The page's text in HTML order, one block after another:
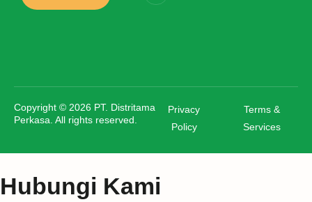
Copyright © 2026 PT. Distritama
Perkasa. All rights reserved.
Privacy
Policy
Terms &
Services
Hubungi Kami